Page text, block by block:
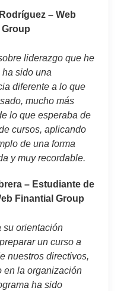
– Web
Group
liderazgo que he
sido una
diferente a lo que
mucho más
lo que esperaba de
cursos, aplicando
de una forma
y muy recordable.
– Estudiante de
Finantial Group
su orientación
un curso a
nuestros directivos,
en la organización
ha sido